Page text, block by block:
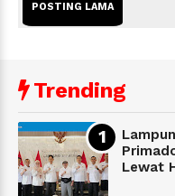
POSTING LAMA
Trending
Lewat